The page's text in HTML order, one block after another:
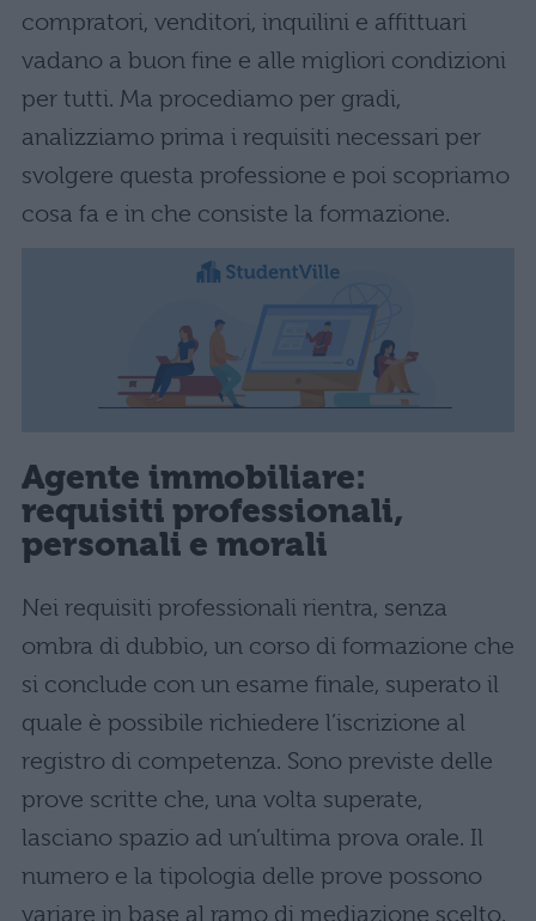
compratori, venditori, inquilini e affittuari
vadano a buon fine e alle migliori condizioni
per tutti. Ma procediamo per gradi,
analizziamo prima i requisiti necessari per
svolgere questa professione e poi scopriamo
cosa fa e in che consiste la formazione.
Agente immobiliare:
requisiti professionali,
personali e morali
Nei requisiti professionali rientra, senza
ombra di dubbio, un corso di formazione che
si conclude con un esame finale, superato il
quale è possibile richiedere l’iscrizione al
registro di competenza. Sono previste delle
prove scritte che, una volta superate,
lasciano spazio ad un’ultima prova orale. Il
numero e la tipologia delle prove possono
variare in base al ramo di mediazione scelto.